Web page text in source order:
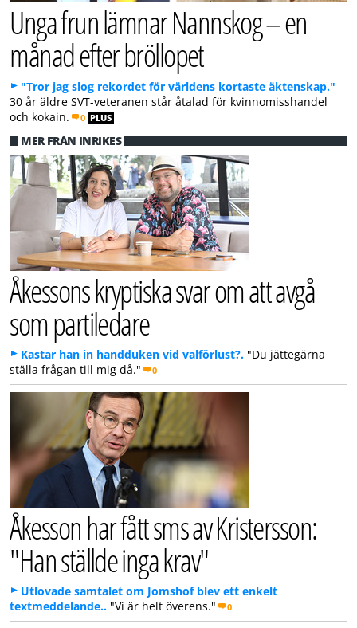
Unga frun lämnar Nannskog – en
månad efter bröllopet
"Tror jag slog rekordet för världens kortaste äktenskap."
30 år äldre SVT-veteranen står åtalad för kvinnomisshandel
och kokain.
0 PLUS
MER FRÅN INRIKES
Åkessons kryptiska svar om att avgå
som partiledare
Kastar han in handduken vid valförlust?. "Du jättegärna
ställa frågan till mig då."
0
Åkesson har fått sms av Kristersson:
"Han ställde inga krav"
Utlovade samtalet om Jomshof blev ett enkelt
textmeddelande.. "Vi är helt överens." 0